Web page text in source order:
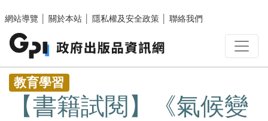
網站導覽
關於本站 隱私權及安全政策 聯絡我們
:::
教育學習
【書籍試閱】《氣候變